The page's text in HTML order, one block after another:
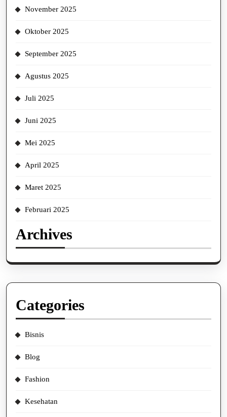
November 2025
Oktober 2025
September 2025
Agustus 2025
Juli 2025
Juni 2025
Mei 2025
April 2025
Maret 2025
Februari 2025
Archives
Categories
Bisnis
Blog
Fashion
Kesehatan